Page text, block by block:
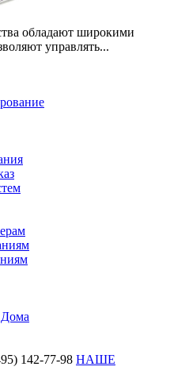
обладают широкими
управлять...
142-77-98 НАШЕ